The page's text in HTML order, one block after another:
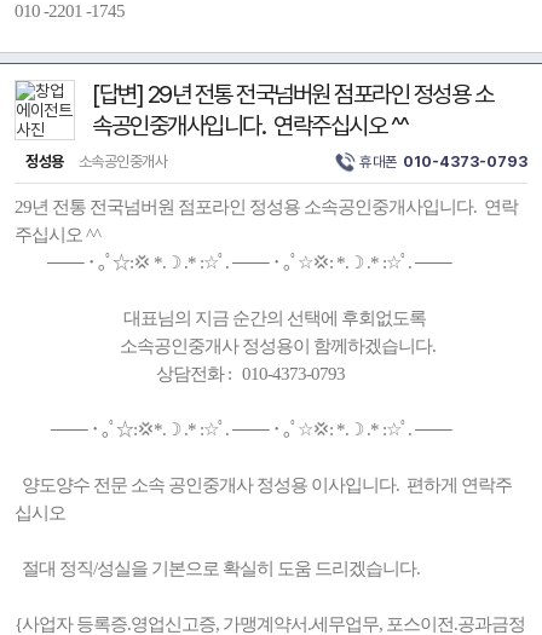
010 -2201 -1745
[답변] 29년 전통 전국넘버원 점포라인 정성용 소
속공인중개사입니다. 연락주십시오 ^^
정성용 소속공인중개사 휴대폰 010-4373-0793
29년 전통 전국넘버원 점포라인 정성용 소속공인중개사입니다. 연락
주십시오 ^^
─── ･ ｡ﾟ☆:💢 *.☽ .* :☆ﾟ. ─── ･ ｡ﾟ☆💢: *.☽ .* :☆ﾟ. ───
대표님의 지금 순간의 선택에 후회없도록
소속공인중개사 정성용이 함께하겠습니다.
상담전화 : 010-4373-0793
─── ･ ｡ﾟ☆:💢*.☽ .* :☆ﾟ. ─── ･ ｡ﾟ☆💢: *.☽ .* :☆ﾟ. ───
양도양수 전문 소속 공인중개사 정성용 이사입니다. 편하게 연락주
십시오
절대 정직/성실을 기본으로 확실히 도움 드리겠습니다.
{사업자 등록증.영업신고증, 가맹계약서.세무업무, 포스이전.공과금정